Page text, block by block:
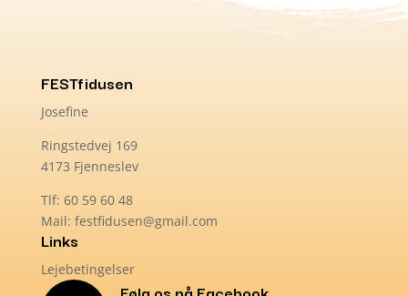
FESTfidusen
Josefine
Ringstedvej 169
4173 Fjenneslev
Tlf: 60 59 60 48
Mail: festfidusen@gmail.com
Links
Lejebetingelser